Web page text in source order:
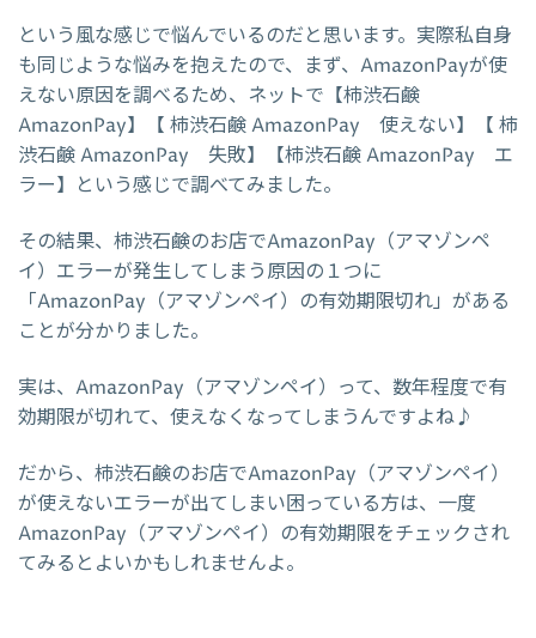
という風な感じで悩んでいるのだと思います。実際私自身
も同じような悩みを抱えたので、まず、AmazonPayが使
えない原因を調べるため、ネットで【柿渋石鹸
AmazonPay】【 柿渋石鹸 AmazonPay 使えない】【 柿
渋石鹸 AmazonPay 失敗】【柿渋石鹸 AmazonPay エ
ラー】という感じで調べてみました。
その結果、柿渋石鹸のお店でAmazonPay（アマゾンペ
イ）エラーが発生してしまう原因の１つに
「AmazonPay（アマゾンペイ）の有効期限切れ」がある
ことが分かりました。
実は、AmazonPay（アマゾンペイ）って、数年程度で有
効期限が切れて、使えなくなってしまうんですよね♪
だから、柿渋石鹸のお店でAmazonPay（アマゾンペイ）
が使えないエラーが出てしまい困っている方は、一度
AmazonPay（アマゾンペイ）の有効期限をチェックされ
てみるとよいかもしれませんよ。